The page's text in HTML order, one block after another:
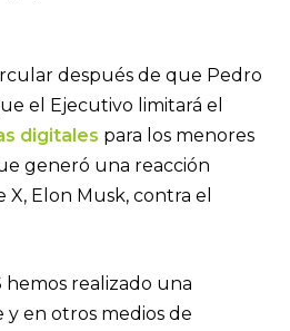
después de que Pedro
el Ejecutivo limitará el
digitales para los menores
generó una reacción
Elon Musk, contra el
hemos realizado una
en otros medios de